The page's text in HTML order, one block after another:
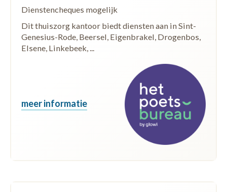
Dienstencheques mogelijk
Dit thuiszorg kantoor biedt diensten aan in Sint-
Genesius-Rode, Beersel, Eigenbrakel, Drogenbos,
Elsene, Linkebeek, ...
meer informatie